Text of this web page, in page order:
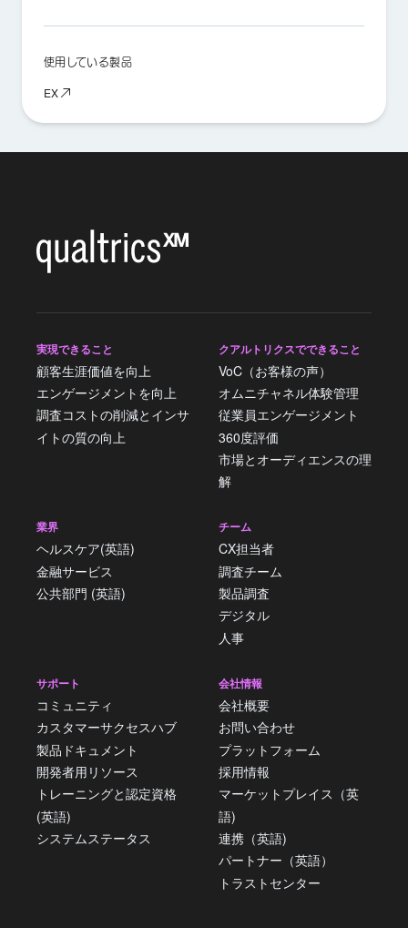
使用している製品
EX
実現できること
顧客生涯価値を向上
エンゲージメントを向上
調査コストの削減とインサ
イトの質の向上
クアルトリクスでできること
VoC（お客様の声）
オムニチャネル体験管理
従業員エンゲージメント
360度評価
市場とオーディエンスの理
解
業界
ヘルスケア(英語)
金融サービス
公共部門 (英語)
チーム
CX担当者
調査チーム
製品調査
デジタル
人事
サポート
コミュニティ
カスタマーサクセスハブ
製品ドキュメント
開発者用リソース
トレーニングと認定資格
(英語)
システムステータス
会社情報
会社概要
お問い合わせ
プラットフォーム
採用情報
マーケットプレイス（英
語)
連携（英語)
パートナー（英語）
トラストセンター